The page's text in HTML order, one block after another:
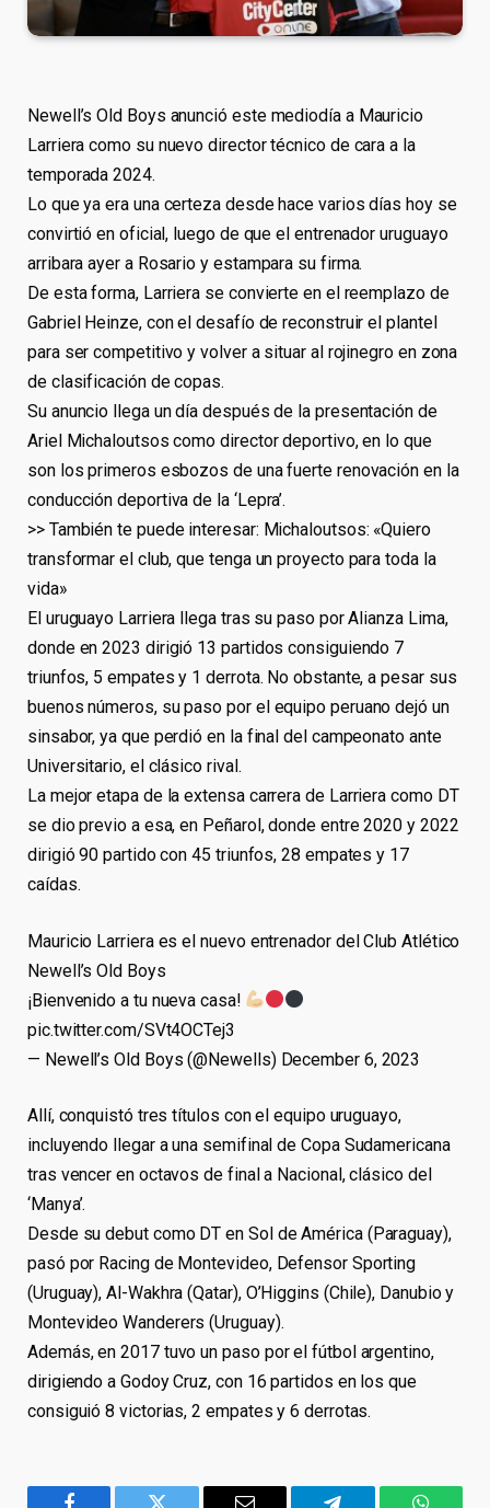
Newell’s Old Boys anunció este mediodía a Mauricio
Larriera como su nuevo director técnico de cara a la
temporada 2024.
Lo que ya era una certeza desde hace varios días hoy se
convirtió en oficial, luego de que el entrenador uruguayo
arribara ayer a Rosario y estampara su firma.
De esta forma, Larriera se convierte en el reemplazo de
Gabriel Heinze, con el desafío de reconstruir el plantel
para ser competitivo y volver a situar al rojinegro en zona
de clasificación de copas.
Su anuncio llega un día después de la presentación de
Ariel Michaloutsos como director deportivo, en lo que
son los primeros esbozos de una fuerte renovación en la
conducción deportiva de la ‘Lepra’.
>> También te puede interesar: Michaloutsos: «Quiero
transformar el club, que tenga un proyecto para toda la
vida»
El uruguayo Larriera llega tras su paso por Alianza Lima,
donde en 2023 dirigió 13 partidos consiguiendo 7
triunfos, 5 empates y 1 derrota. No obstante, a pesar sus
buenos números, su paso por el equipo peruano dejó un
sinsabor, ya que perdió en la final del campeonato ante
Universitario, el clásico rival.
La mejor etapa de la extensa carrera de Larriera como DT
se dio previo a esa, en Peñarol, donde entre 2020 y 2022
dirigió 90 partido con 45 triunfos, 28 empates y 17
caídas.
Mauricio Larriera es el nuevo entrenador del Club Atlético
Newell’s Old Boys
¡Bienvenido a tu nueva casa!
pic.twitter.com/SVt4OCTej3
— Newell’s Old Boys (@Newells) December 6, 2023
Allí, conquistó tres títulos con el equipo uruguayo,
incluyendo llegar a una semifinal de Copa Sudamericana
tras vencer en octavos de final a Nacional, clásico del
‘Manya’.
Desde su debut como DT en Sol de América (Paraguay),
pasó por Racing de Montevideo, Defensor Sporting
(Uruguay), Al-Wakhra (Qatar), O’Higgins (Chile), Danubio y
Montevideo Wanderers (Uruguay).
Además, en 2017 tuvo un paso por el fútbol argentino,
dirigiendo a Godoy Cruz, con 16 partidos en los que
consiguió 8 victorias, 2 empates y 6 derrotas.